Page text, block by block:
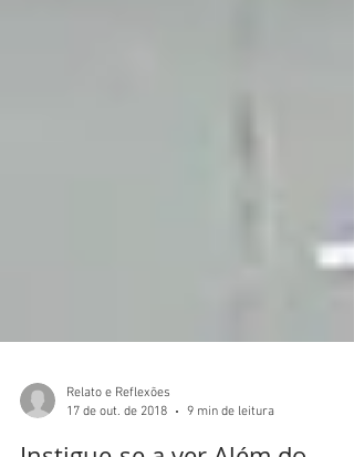
Relato e Reflexões